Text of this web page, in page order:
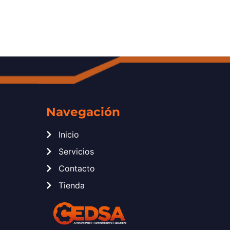
Navegación
Inicio
Servicios
Contacto
Tienda